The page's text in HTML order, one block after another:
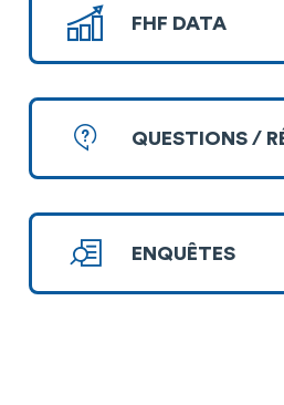
FHF DATA
QUESTIONS /
ENQUÊTES